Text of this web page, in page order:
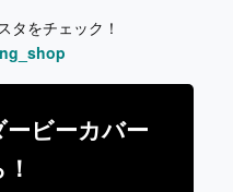
タをチェック！
ビーカバー